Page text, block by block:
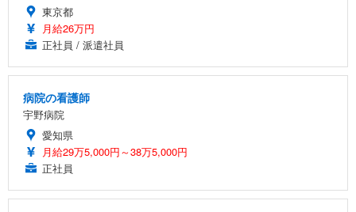
東京都
月給26万円
正社員 / 派遣社員
病院の看護師
宇野病院
愛知県
月給29万5,000円～38万5,000円
正社員